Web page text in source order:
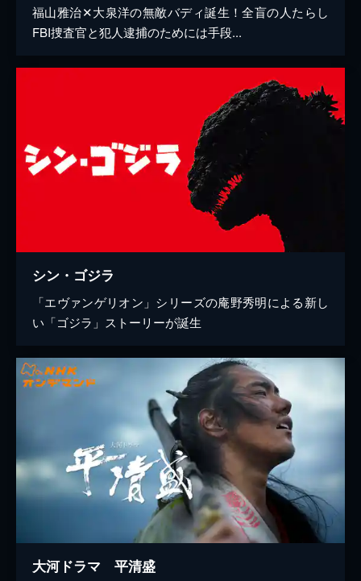
福山雅治✕大泉洋の無敵バディ誕生！全盲の人たらし
FBI捜査官と犯人逮捕のためには手段...
シン・ゴジラ
「エヴァンゲリオン」シリーズの庵野秀明による新し
い「ゴジラ」ストーリーが誕生
大河ドラマ 平清盛